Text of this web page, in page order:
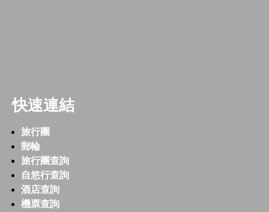
快速連結
旅行團
郵輪
旅行團查詢
自悠行查詢
酒店查詢
機票查詢